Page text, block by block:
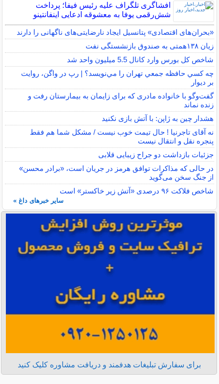
افشاگری تلگراف علیه رئیس فیفا؛ پرداخت
شش‌رقمی یوفا به معشوقه ادعایی اینفانتینو
«بحران‌های اقتصادی» پتانسیل ایجاد نارضایتی‌های ناگهانی را دارند
زیان ۱۳۸همتی به صندوق بازنشستگی نفت
شاخص کل بورس وارد کانال 5.5 میلیون واحد شد
چه كسي حافظه جمعي تهران را مي‌نويسد؟ | رپ در واگن، روايت
بر ديوار
گفت‌وگو با خانواده مادری که برای زایمان به بیمارستان رفت و
زنده نماند
هشدار چین به ژاپن: با آتش بازی نکنید
نه آقای تاجرنیا ! حال تیمت خوب نیست / مشکل شما هم فقط
پنجره نقل و انتقال نیست
جزئیات بازداشت دو جراح زیبایی قلابی
در حالی که مذاکرات توافق هرمز در جریان است، «برادر محسن»
از جنگ سخن می‌گوید
شاخص فلاکت ۹۶ درصدی «آتش زیر خاکستر» است
سایر خبرهای داغ »
برای سفارش تبلیغات هدفمند و دریافت مشاوره کلیک کنید